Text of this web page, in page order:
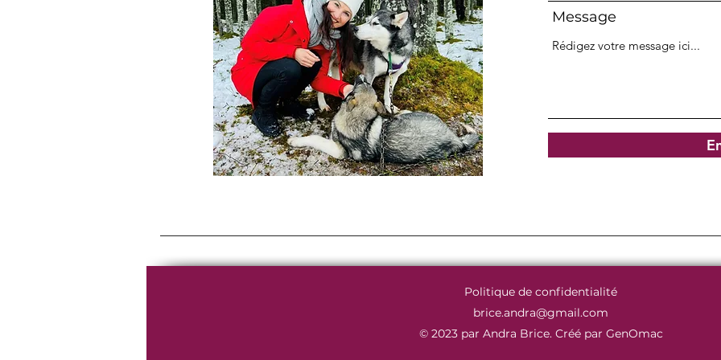
Visiter Riga
Visiter Lettonie
Découvrir Lettonie
Découvrir Riga
Message
Politique de confidentialité
brice.andra@gmail.com
© 2023 par Andra Brice. Créé par GenOmac